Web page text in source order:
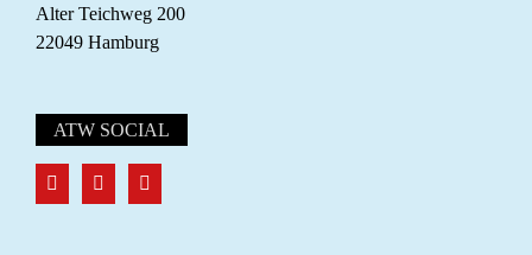
Alter Teichweg 200
22049 Hamburg
ATW SOCIAL